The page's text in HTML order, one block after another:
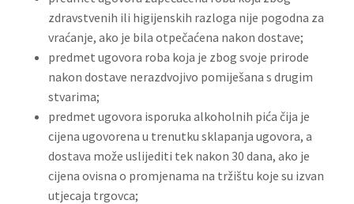
zdravstvenih ili higijenskih razloga nije pogodna za
vraćanje, ako je bila otpečaćena nakon dostave;
predmet ugovora roba koja je zbog svoje prirode
nakon dostave nerazdvojivo pomiješana s drugim
stvarima;
predmet ugovora isporuka alkoholnih pića čija je
cijena ugovorena u trenutku sklapanja ugovora, a
dostava može uslijediti tek nakon 30 dana, ako je
cijena ovisna o promjenama na tržištu koje su izvan
utjecaja trgovca;